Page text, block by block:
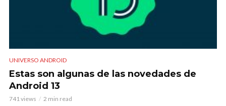
UNIVERSO ANDROID
Estas son algunas de las novedades de
Android 13
741 views 2 min read